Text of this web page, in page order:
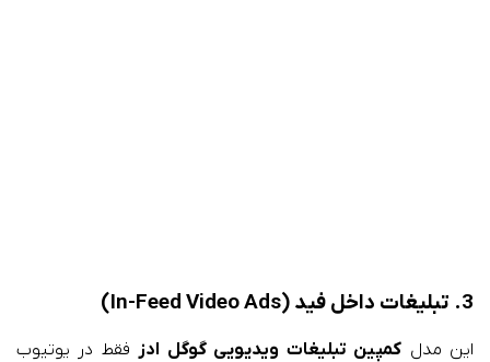
3. تبلیغات داخل فید (In-Feed Video Ads)
این مدل کمپین تبلیغات ویدیویی گوگل ادز فقط در یوتیوب